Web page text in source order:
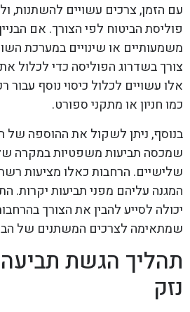
עם הזמן, צרכים עשויים להשתנות,
פוליסת הביטוח לפי הצורך. אם
משמעותיים או שינויים במערכת
צורך בשדרוג הפוליסה כדי לכלול
אלו עשויים לכלול כיסוי נוסף עבור
כמו חניון או מתקני ספורט.
בנוסף, ניתן לשקול את ההוספה של
שמכסה תביעות משפטיות במקרה
שלישיים. הרחבות כאלו מציעות רשת
המגנה עליהם מפני תביעות יקרות.
יכולה לסייע להבין את הצורך
שמתאימה לצרכים המשתנים של
תהליך הגשת
נזק